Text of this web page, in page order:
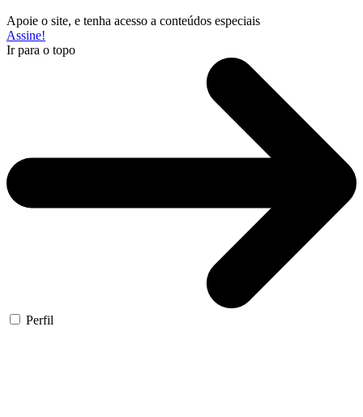
Apoie o site, e tenha acesso a conteúdos especiais
Assine!
Ir para o topo
Perfil